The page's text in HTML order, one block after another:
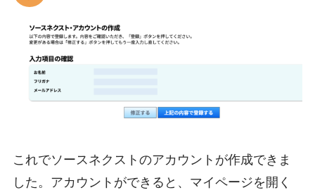
これでソースネクストのアカウントが作成できま
した。アカウントができると、マイページを開く